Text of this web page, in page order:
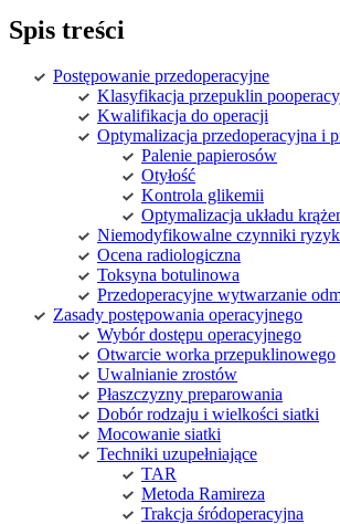
Spis treści
Postępowanie przedoperacyjne
Klasyfikacja przepuklin
Kwalifikacja do operacji
Optymalizacja przedoperacyjna i
Palenie papierosów
Otyłość
Kontrola glikemii
Optymalizacja układu
Niemodyfikowalne czynniki
Ocena radiologiczna
Toksyna botulinowa
Przedoperacyjne wytwarzanie
Zasady postępowania operacyjnego
Wybór dostępu operacyjnego
Otwarcie worka przepuklinowego
Uwalnianie zrostów
Płaszczyzny preparowania
Dobór rodzaju i wielkości siatki
Mocowanie siatki
Techniki uzupełniające
TAR
Metoda Ramireza
Trakcja śródoperacyjna